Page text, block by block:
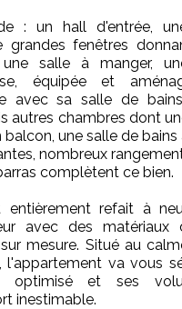
: un hall d'entrée,
grandes fenêtres
salle à manger,
équipée et
avec sa salle de
autres chambres dont
une salle de bains
nombreux
complètent ce bien.
entièrement refait à
avec des matériaux
mesure. Situé au
l'appartement va vous
optimisé et ses
inestimable.